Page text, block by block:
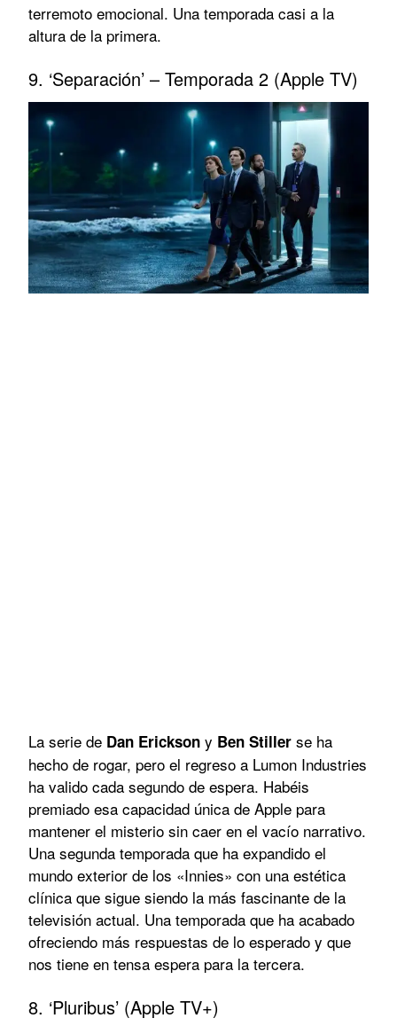
terremoto emocional. Una temporada casi a la
altura de la primera.
9. ‘Separación’ – Temporada 2 (Apple TV)
La serie de Dan Erickson y Ben Stiller se ha
hecho de rogar, pero el regreso a Lumon Industries
ha valido cada segundo de espera. Habéis
premiado esa capacidad única de Apple para
mantener el misterio sin caer en el vacío narrativo.
Una segunda temporada que ha expandido el
mundo exterior de los «Innies» con una estética
clínica que sigue siendo la más fascinante de la
televisión actual. Una temporada que ha acabado
ofreciendo más respuestas de lo esperado y que
nos tiene en tensa espera para la tercera.
8. ‘Pluribus’ (Apple TV+)